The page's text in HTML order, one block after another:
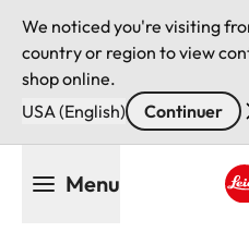
We noticed you're visiting
country or region to view
shop online.
USA (English)
Continuer
Menu